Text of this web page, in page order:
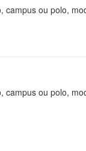
ou polo,
ou polo,